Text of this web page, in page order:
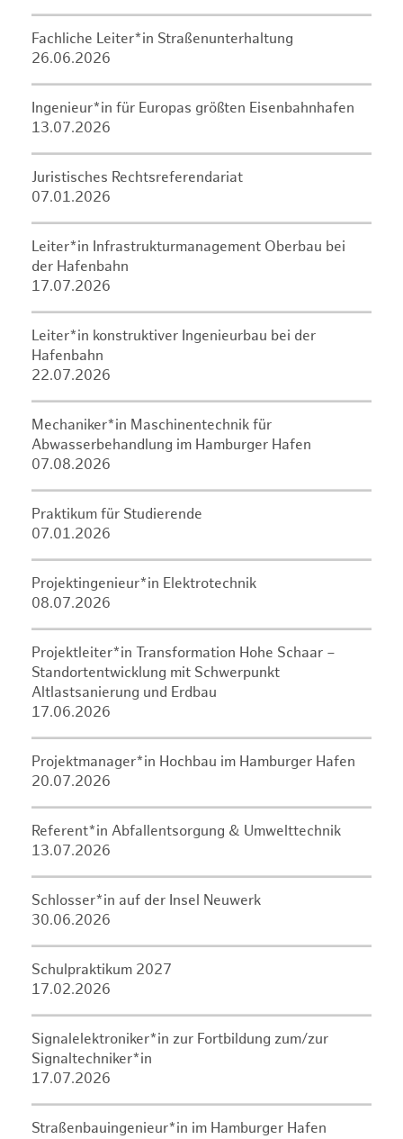
Fachliche Leiter*in Straßenunterhaltung
26.06.2026
Ingenieur*in für Europas größten Eisenbahnhafen
13.07.2026
Juristisches Rechtsreferendariat
07.01.2026
Leiter*in Infrastrukturmanagement Oberbau bei
der Hafenbahn
17.07.2026
Leiter*in konstruktiver Ingenieurbau bei der
Hafenbahn
22.07.2026
Mechaniker*in Maschinentechnik für
Abwasserbehandlung im Hamburger Hafen
07.08.2026
Praktikum für Studierende
07.01.2026
Projektingenieur*in Elektrotechnik
08.07.2026
Projektleiter*in Transformation Hohe Schaar –
Standortentwicklung mit Schwerpunkt
Altlastsanierung und Erdbau
17.06.2026
Projektmanager*in Hochbau im Hamburger Hafen
20.07.2026
Referent*in Abfallentsorgung & Umwelttechnik
13.07.2026
Schlosser*in auf der Insel Neuwerk
30.06.2026
Schulpraktikum 2027
17.02.2026
Signalelektroniker*in zur Fortbildung zum/zur
Signaltechniker*in
17.07.2026
Straßenbauingenieur*in im Hamburger Hafen